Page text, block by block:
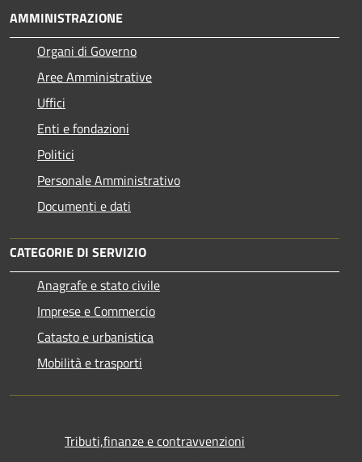
AMMINISTRAZIONE
Organi di Governo
Aree Amministrative
Uffici
Enti e fondazioni
Politici
Personale Amministrativo
Documenti e dati
CATEGORIE DI SERVIZIO
Anagrafe e stato civile
Imprese e Commercio
Catasto e urbanistica
Mobilità e trasporti
Tributi,finanze e contravvenzioni